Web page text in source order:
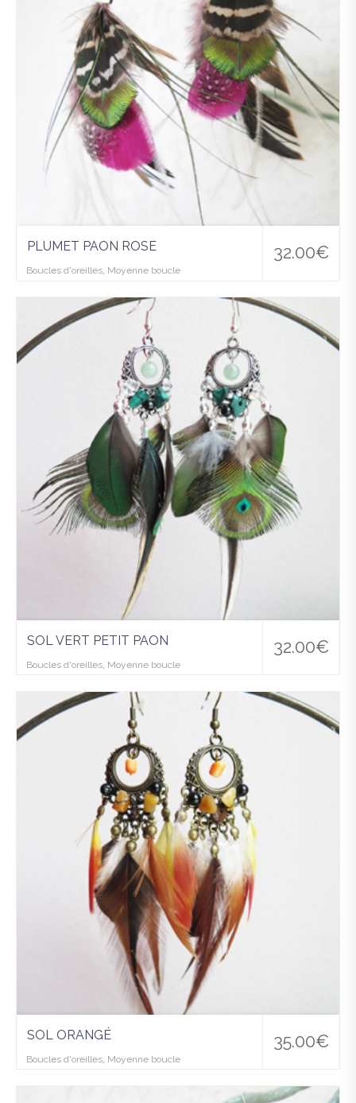
32.00€
PLUMET PAON ROSE
Boucles d'oreilles, Moyenne boucle
uter
à la
32.00€
SOL VERT PETIT PAON
Boucles d'oreilles, Moyenne boucle
Ajo
uter
35.00€
SOL ORANGÉ
Boucles d'oreilles, Moyenne boucle